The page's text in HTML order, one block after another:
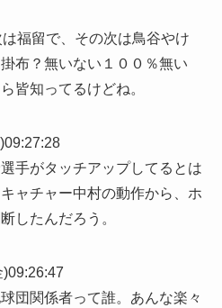
福留で、その次は鳥谷やけ
布？無いない１００％無い
皆知ってるけどね。
手がタッチアップしてるとは
ャチャー中村の動作から、ホ
したんだろう。
団関係者って誰。あんな楽々